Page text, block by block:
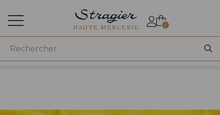
HAUTE MERCERIE 0